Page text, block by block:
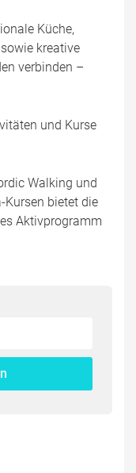
Küche,
kreative
verbinden –
und Kurse
Walking und
Kursen bietet die
Aktivprogramm